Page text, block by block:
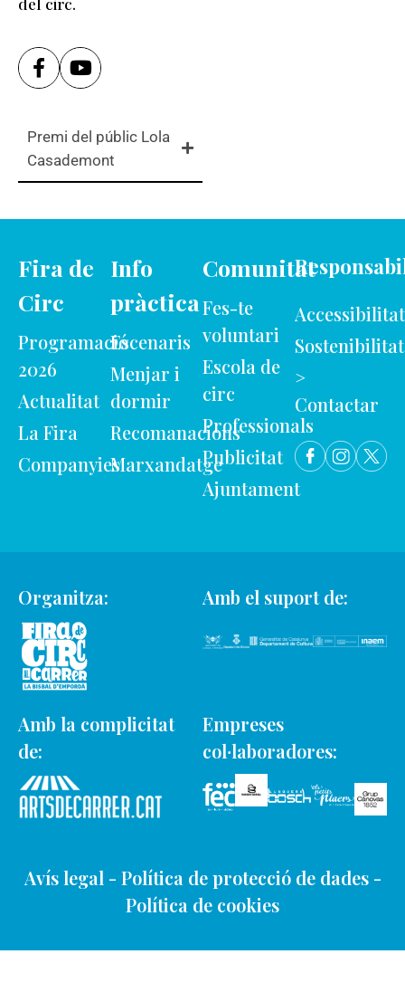
Premi del públic Lola
Casademont
Fira de
Circ
Programació
2026
Actualitat
La Fira
Companyies
Info
pràctica
Escenaris
Menjar i
dormir
Recomanacions
Marxandatge
Comunitat
Fes-te
voluntari
Escola de
circ
Professionals
Publicitat
Ajuntament
Accessibilitat
Sostenibilitat
>
Contactar
Organitza: Amb el suport de:
Amb la complicitat
de:
Empreses
col·laboradores:
Avís legal - Política de protecció de dades-
Política de cookies